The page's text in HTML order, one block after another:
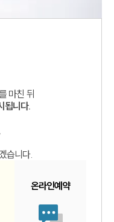
마친 뒤
됩니다.
습니다.
온라인예약